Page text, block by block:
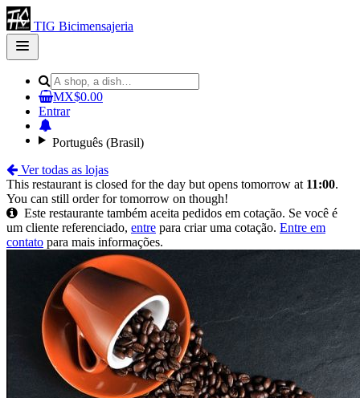
TIG Bicimensajeria
Open
main
MX$0.00
Entrar
Português (Brasil)
Ver todas as lojas
This restaurant is closed for the day but opens tomorrow at 11:00.
You can still order for tomorrow on though!
Este restaurante também aceita pedidos em cotação. Se você é
um cliente referenciado, entre para criar uma cotação. Entre em
contato para mais informações.